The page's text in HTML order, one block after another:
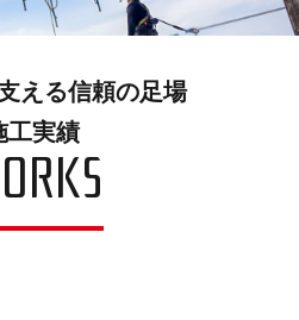
える信頼の足場
工実績